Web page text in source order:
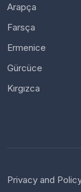
Arapça
Farsça
Ermenice
Gürcüce
Kırgızca
Privacy and